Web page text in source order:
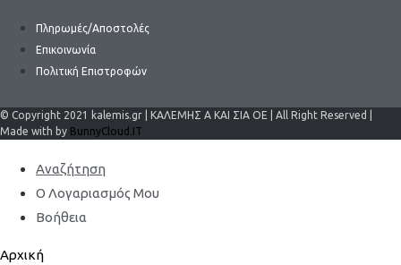
Πληρωμές/Αποστολές
Επικοινωνία
Πολιτική Επιστροφών
© Copyright 2021 kalemis.gr | ΚΑΛΕΜΗΣ Α ΚΑΙ ΣΙΑ ΟΕ | All Right Reserved |
Made with by BunnyCloud.IT
Αναζήτηση
Ο Λογαριασμός Μου
Βοήθεια
Αρχική